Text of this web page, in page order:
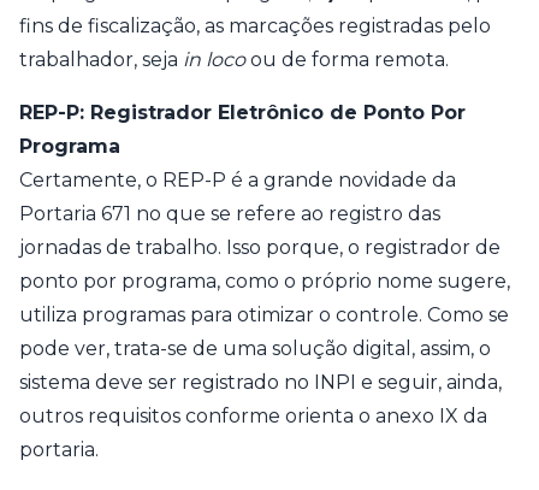
fins de fiscalização, as marcações registradas pelo
trabalhador, seja in locoou de forma remota.
REP-P: Registrador Eletrônico de Ponto Por
Programa
Certamente, o REP-P é a grande novidade da
Portaria 671 no que se refere ao registro das
jornadas de trabalho. Isso porque, o registrador de
ponto por programa, como o próprio nome sugere,
utiliza programas para otimizar o controle. Como se
pode ver, trata-se de uma solução digital, assim, o
sistema deve ser registrado no INPI e seguir, ainda,
outros requisitos conforme orienta o anexo IX da
portaria.